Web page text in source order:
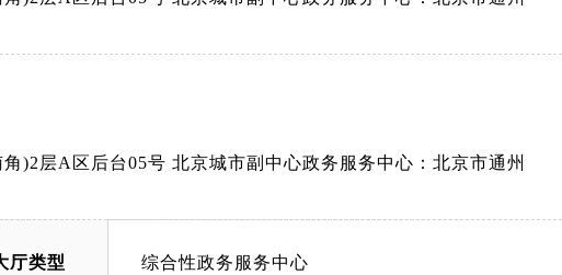
)2层A区后台05号 北京城市副中心政务服务中心：北京市通州
厅类型 综合性政务服务中心